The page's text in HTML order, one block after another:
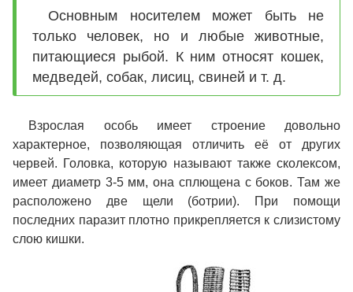
Основным носителем может быть не
только человек, но и любые животные,
питающиеся рыбой. К ним относят кошек,
медведей, собак, лисиц, свиней и т. д.
Взрослая особь имеет строение довольно
характерное, позволяющая отличить её от других
червей. Головка, которую называют также сколексом,
имеет диаметр 3-5 мм, она сплющена с боков. Там же
расположено две щели (ботрии). При помощи
последних паразит плотно прикрепляется к слизистому
слою кишки.